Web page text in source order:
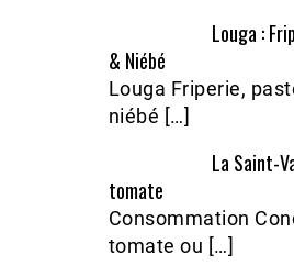
Louga :
& Niébé
Louga Friperie,
niébé […]
La Saint-
tomate
Consommation
tomate ou […]